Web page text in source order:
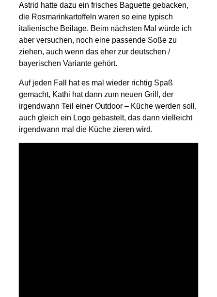
Astrid hatte dazu ein frisches Baguette gebacken,
die Rosmarinkartoffeln waren so eine typisch
italienische Beilage. Beim nächsten Mal würde ich
aber versuchen, noch eine passende Soße zu
ziehen, auch wenn das eher zur deutschen /
bayerischen Variante gehört.
Auf jeden Fall hat es mal wieder richtig Spaß
gemacht, Kathi hat dann zum neuen Grill, der
irgendwann Teil einer Outdoor – Küche werden soll,
auch gleich ein Logo gebastelt, das dann vielleicht
irgendwann mal die Küche zieren wird.